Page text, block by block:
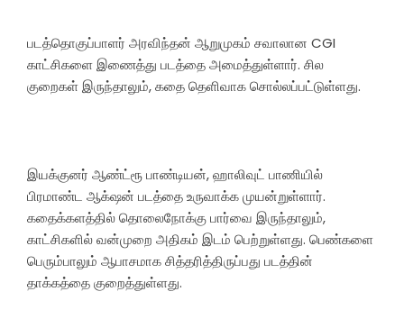
படத்தொகுப்பாளர் அரவிந்தன் ஆறுமுகம் சவாலான CGI
காட்சிகளை இணைத்து படத்தை அமைத்துள்ளார். சில
குறைகள் இருந்தாலும், கதை தெளிவாக சொல்லப்பட்டுள்ளது.
இயக்குனர் ஆண்ட்ரூ பாண்டியன், ஹாலிவுட் பாணியில்
பிரமாண்ட ஆக்‌ஷன் படத்தை உருவாக்க முயன்றுள்ளார்.
கதைக்களத்தில் தொலைநோக்கு பார்வை இருந்தாலும்,
காட்சிகளில் வன்முறை அதிகம் இடம் பெற்றுள்ளது. பெண்களை
பெரும்பாலும் ஆபாசமாக சித்தரித்திருப்பது படத்தின்
தாக்கத்தை குறைத்துள்ளது.